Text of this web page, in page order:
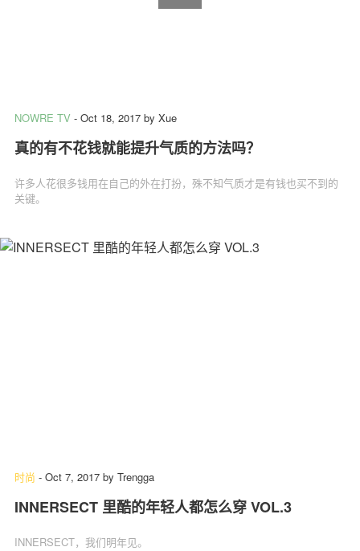
NOWRE TV - Oct 18, 2017 by Xue
真的有不花钱就能提升气质的方法吗？
许多人花很多钱用在自己的外在打扮，殊不知气质才是有钱也买不到的
关键。
时尚 - Oct 7, 2017 by Trengga
INNERSECT 里酷的年轻人都怎么穿 VOL.3
INNERSECT，我们明年见。